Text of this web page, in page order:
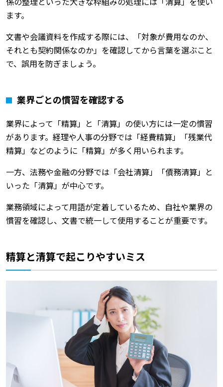
ます。
文書や会議資料を作成する際には、「対象が費用なのか、
それとも契約関係なのか」を確認してから言葉を選ぶこと
で、誤用を防ぎましょう。
業界ごとの慣習を確認する
業界によって「精算」と「清算」の使い方には一定の慣習
があります。経理や人事の分野では「経費精算」「残業代
精算」などのように「精算」が多く用いられます。
一方、法務や金融の分野では「会社清算」「債務清算」と
いった「清算」が中心です。
業務領域によって用語が定着しているため、自社や業界の
慣習を確認し、文書で統一して使用することが重要です。
精算と清算で起こりやすいミス